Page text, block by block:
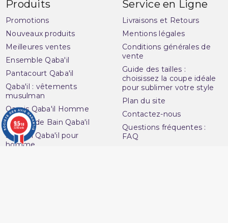
Produits
Promotions
Nouveaux produits
Meilleures ventes
Ensemble Qaba'il
Pantacourt Qaba'il
Qaba'il : vêtements
musulman
Qamis Qaba'il Homme
Sarouel de Bain Qaba'il
Sarouel Qaba'il pour
homme
Service en Ligne
Livraisons et Retours
Mentions légales
Conditions générales de
vente
Guide des tailles :
choisissez la coupe idéale
pour sublimer votre style
Plan du site
Contactez-nous
Questions fréquentes :
FAQ
9.5/10
3280 avis